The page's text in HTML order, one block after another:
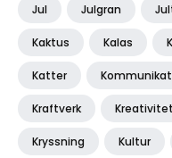
Jul Julgran
Kaktus Kalas
Katter
Kraftverk Kreativitet
Kryssning Kultur